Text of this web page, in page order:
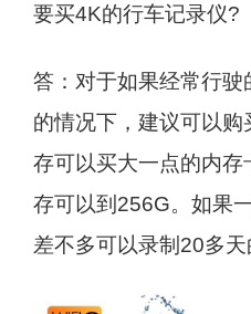
要买4K的行车记录仪?
答：对于如果经常行驶
的情况下，建议可以
存可以买大一点的内
存可以到256G。如果
差不多可以录制20多天